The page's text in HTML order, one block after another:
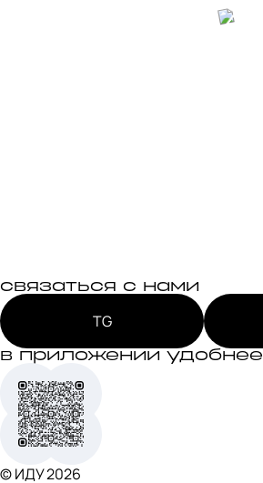
связаться с нами
TG
в приложении удобнее
© ИДУ2026